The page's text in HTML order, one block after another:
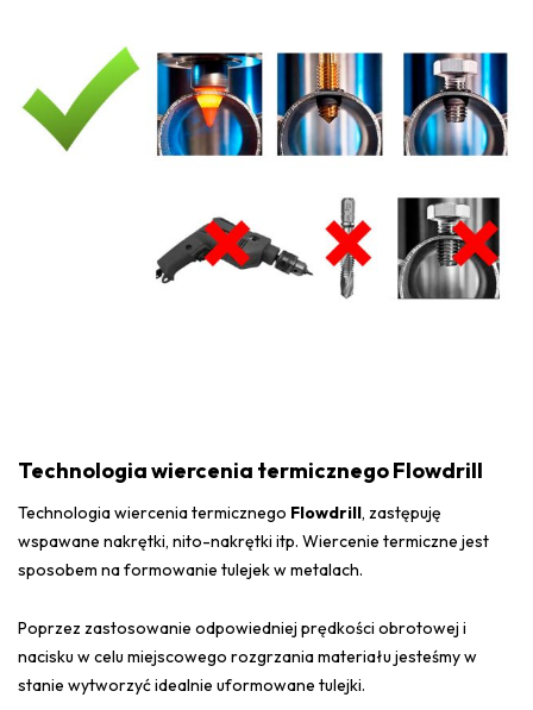
Technologia wiercenia termicznego Flowdrill
Technologia wiercenia termicznego Flowdrill, zastępuję
wspawane nakrętki, nito-nakrętki itp. Wiercenie termiczne jest
sposobem na formowanie tulejek w metalach.
Poprzez zastosowanie odpowiedniej prędkości obrotowej i
nacisku w celu miejscowego rozgrzania materiału jesteśmy w
stanie wytworzyć idealnie uformowane tulejki.